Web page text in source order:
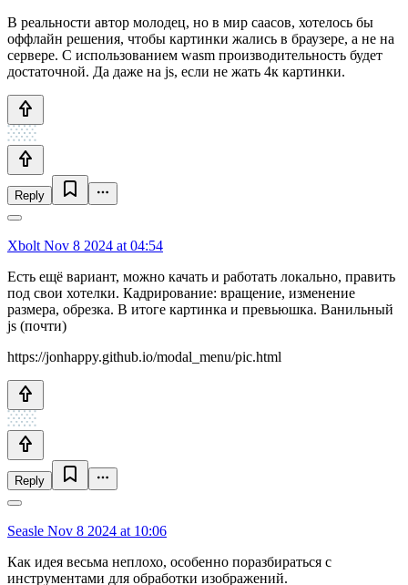
В реальности автор молодец, но в мир саасов, хотелось бы
оффлайн решения, чтобы картинки жались в браузере, а не на
сервере. С использованием wasm производительность будет
достаточной. Да даже на js, если не жать 4к картинки.
Reply
Xbolt Nov 8 2024 at 04:54
Есть ещё вариант, можно качать и работать локально, править
под свои хотелки. Кадрирование: вращение, изменение
размера, обрезка. В итоге картинка и превьюшка. Ванильный
js (почти)
https://jonhappy.github.io/modal_menu/pic.html
Reply
Seasle Nov 8 2024 at 10:06
Как идея весьма неплохо, особенно поразбираться с
инструментами для обработки изображений.